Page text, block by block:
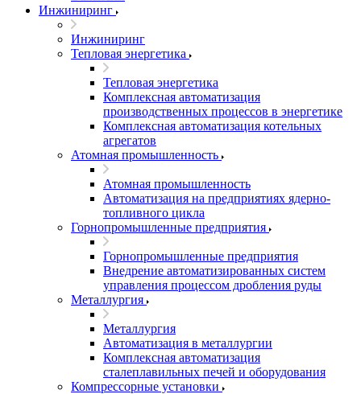
Инжиниринг
Инжиниринг
Тепловая энергетика
Тепловая энергетика
Комплексная автоматизация
производственных процессов в энергетике
Комплексная автоматизация котельных
агрегатов
Атомная промышленность
Атомная промышленность
Автоматизация на предприятиях ядерно-
топливного цикла
Горнопромышленные предприятия
Горнопромышленные предприятия
Внедрение автоматизированных систем
управления процессом дробления руды
Металлургия
Металлургия
Автоматизация в металлургии
Комплексная автоматизация
сталеплавильных печей и оборудования
Компрессорные установки